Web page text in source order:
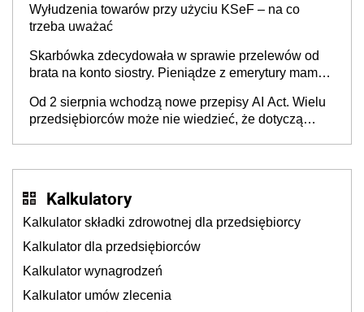
Wyłudzenia towarów przy użyciu KSeF – na co
trzeba uważać
Skarbówka zdecydowała w sprawie przelewów od
brata na konto siostry. Pieniądze z emerytury mamy
będzie
Od 2 sierpnia wchodzą nowe przepisy AI Act. Wielu
przedsiębiorców może nie wiedzieć, że dotyczą
Kalkulatory
Kalkulator składki zdrowotnej dla przedsiębiorcy
Kalkulator dla przedsiębiorców
Kalkulator wynagrodzeń
Kalkulator umów zlecenia